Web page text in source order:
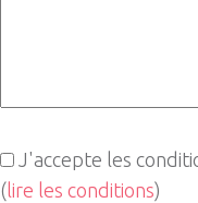
J'accepte les
(lire les conditions)